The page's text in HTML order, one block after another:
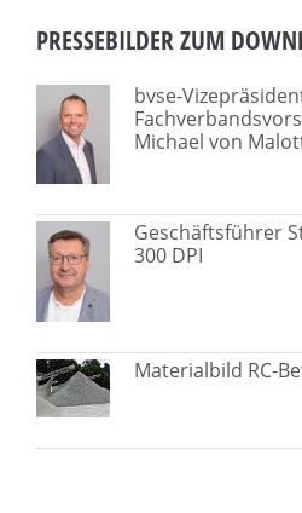
PRESSEBILDER ZUM
bvse-
Michael von
Geschäftsführer
300 DPI
Materialbild RC-